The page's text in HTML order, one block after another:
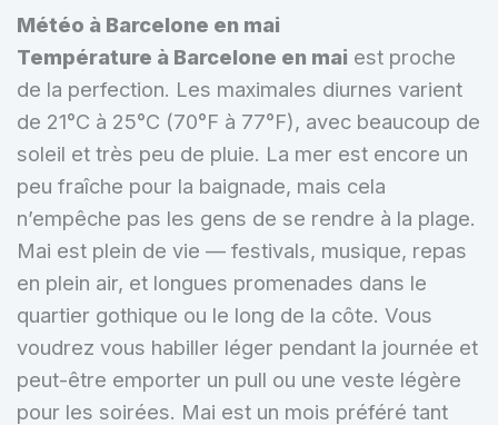
Météo à Barcelone en mai
Température à Barcelone en mai est proche
de la perfection. Les maximales diurnes varient
de 21°C à 25°C (70°F à 77°F), avec beaucoup de
soleil et très peu de pluie. La mer est encore un
peu fraîche pour la baignade, mais cela
n’empêche pas les gens de se rendre à la plage.
Mai est plein de vie — festivals, musique, repas
en plein air, et longues promenades dans le
quartier gothique ou le long de la côte. Vous
voudrez vous habiller léger pendant la journée et
peut-être emporter un pull ou une veste légère
pour les soirées. Mai est un mois préféré tant